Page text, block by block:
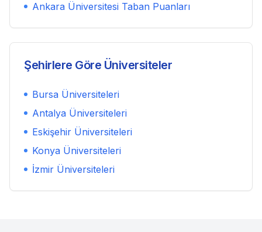
Ankara Üniversitesi Taban Puanları
Şehirlere Göre Üniversiteler
Bursa Üniversiteleri
Antalya Üniversiteleri
Eskişehir Üniversiteleri
Konya Üniversiteleri
İzmir Üniversiteleri